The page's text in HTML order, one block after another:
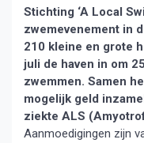
Stichting ‘A Local
zwemevenement in
210 kleine en grote
juli de haven in om
zwemmen. Samen
mogelijk geld
ziekte ALS
Aanmoedigingen zijn